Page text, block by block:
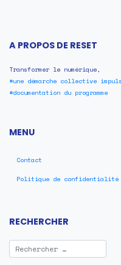
A PROPOS DE RESET
Transformer le numérique,
#une démarche collective
#documentation du programme
MENU
Contact
Politique de confidentialité
RECHERCHER